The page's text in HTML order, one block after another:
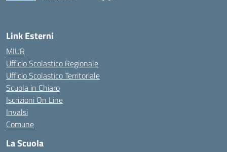
Link Esterni
MIUR
Ufficio Scolastico Regionale
Ufficio Scolastico Territoriale
Scuola in Chiaro
Iscrizioni On Line
Invalsi
Comune
La Scuola